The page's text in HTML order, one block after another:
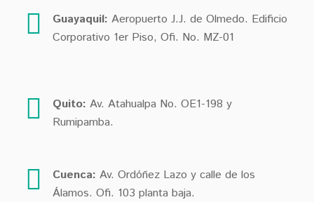
Guayaquil: Aeropuerto J.J. de Olmedo. Edificio
Corporativo 1er Piso, Ofi. No. MZ-01
Quito: Av. Atahualpa No. OE1-198 y
Rumipamba.
Cuenca: Av. Ordóñez Lazo y calle de los
Álamos. Ofi. 103 planta baja.